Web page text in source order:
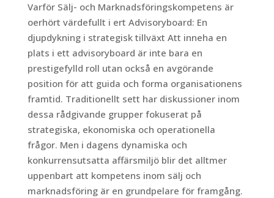
Varför Sälj- och Marknadsföringskompetens är
oerhört värdefullt i ert Advisoryboard: En
djupdykning i strategisk tillväxt Att inneha en
plats i ett advisoryboard är inte bara en
prestigefylld roll utan också en avgörande
position för att guida och forma organisationens
framtid. Traditionellt sett har diskussioner inom
dessa rådgivande grupper fokuserat på
strategiska, ekonomiska och operationella
frågor. Men i dagens dynamiska och
konkurrensutsatta affärsmiljö blir det alltmer
uppenbart att kompetens inom sälj och
marknadsföring är en grundpelare för framgång.